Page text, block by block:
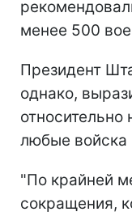
менее 500
Президент
однако,
любые
"По крайней
сокращения,